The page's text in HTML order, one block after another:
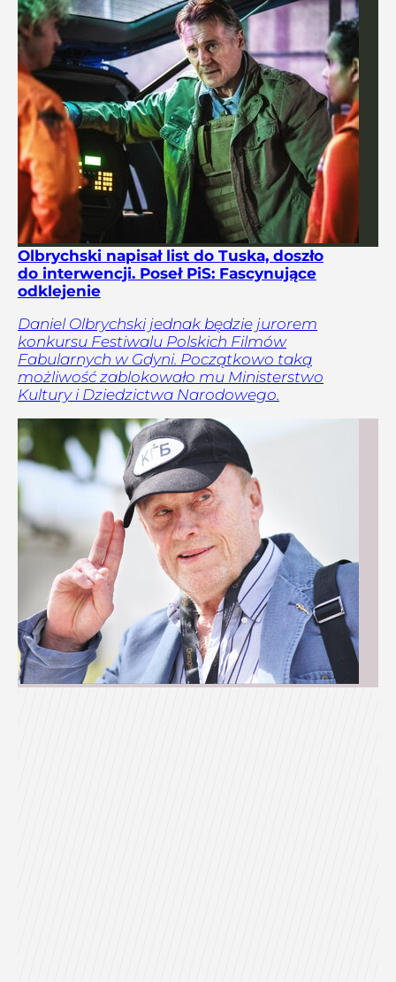
Olbrychski napisał list do Tuska, doszło
do interwencji. Poseł PiS: Fascynujące
odklejenie
Daniel Olbrychski jednak będzie jurorem
konkursu Festiwalu Polskich Filmów
Fabularnych w Gdyni. Początkowo taką
możliwość zablokowało mu Ministerstwo
Kultury i Dziedzictwa Narodowego.